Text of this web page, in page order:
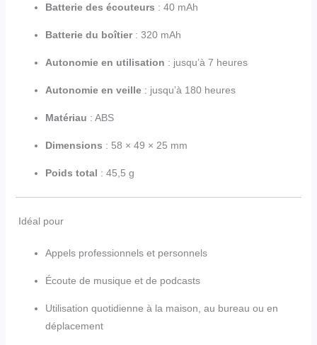
Batterie des écouteurs : 40 mAh
Batterie du boîtier: 320 mAh
Autonomie en utilisation : jusqu’à 7 heures
Autonomie en veille: jusqu’à 180 heures
Matériau : ABS
Dimensions : 58 × 49 × 25 mm
Poids total : 45,5 g
Idéal pour
Appels professionnels et personnels
Écoute de musique et de podcasts
Utilisation quotidienne à la maison, au bureau ou en
déplacement